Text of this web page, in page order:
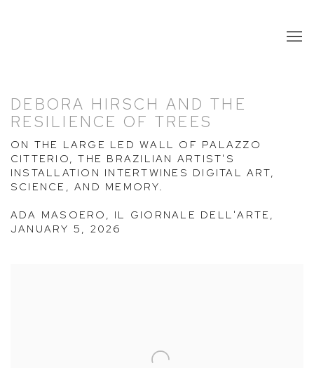
DEBORA HIRSCH AND THE
RESILIENCE OF TREES
ON THE LARGE LED WALL OF PALAZZO
CITTERIO, THE BRAZILIAN ARTIST'S
INSTALLATION INTERTWINES DIGITAL ART,
SCIENCE, AND MEMORY.
ADA MASOERO, IL GIORNALE DELL'ARTE,
JANUARY 5, 2026